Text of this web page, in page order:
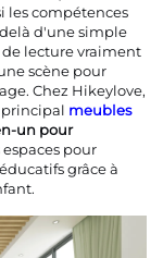
les compétences
d'une simple
de lecture vraiment
scène pour
Chez Hikeylove,
principal meubles
un pour
pour
grâce à